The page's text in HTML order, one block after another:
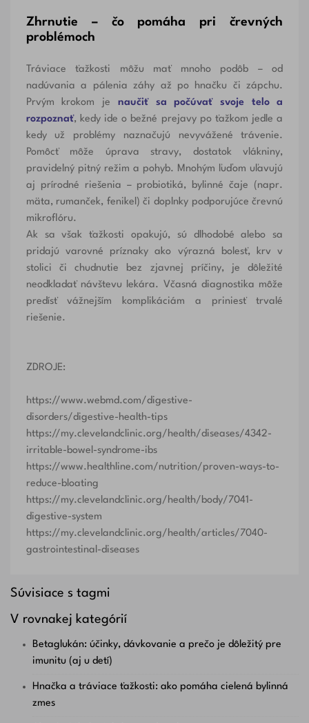
Zhrnutie – čo pomáha pri črevných
problémoch
Tráviace ťažkosti môžu mať mnoho podôb – od
nadúvania a pálenia záhy až po hnačku či zápchu.
Prvým krokom je naučiť sa počúvať svoje telo a
rozpoznať, kedy ide o bežné prejavy po ťažkom jedle a
kedy už problémy naznačujú nevyvážené trávenie.
Pomôcť môže úprava stravy, dostatok vlákniny,
pravidelný pitný režim a pohyb. Mnohým ľuďom uľavujú
aj prírodné riešenia – probiotiká, bylinné čaje (napr.
mäta, rumanček, fenikel) či doplnky podporujúce črevnú
mikroflóru.
Ak sa však ťažkosti opakujú, sú dlhodobé alebo sa
pridajú varovné príznaky ako výrazná bolesť, krv v
stolici či chudnutie bez zjavnej príčiny, je dôležité
neodkladať návštevu lekára. Včasná diagnostika môže
predísť vážnejším komplikáciám a priniesť trvalé
riešenie.
ZDROJE:
https://www.webmd.com/digestive-
disorders/digestive-health-tips
https://my.clevelandclinic.org/health/diseases/4342-
irritable-bowel-syndrome-ibs
https://www.healthline.com/nutrition/proven-ways-to-
reduce-bloating
https://my.clevelandclinic.org/health/body/7041-
digestive-system
https://my.clevelandclinic.org/health/articles/7040-
gastrointestinal-diseases
Súvisiace s tagmi
V rovnakej kategórií
Betaglukán: účinky, dávkovanie a prečo je dôležitý pre
imunitu (aj u detí)
Hnačka a tráviace ťažkosti: ako pomáha cielená bylinná
zmes